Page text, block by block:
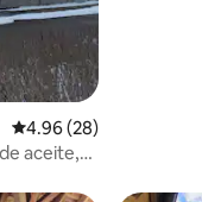
Calificación promedio:
4.96 (28)
aceite,